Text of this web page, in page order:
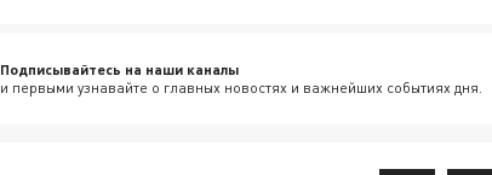
Подписывайтесь на наши каналы
и первыми узнавайте о главных новостях и важнейших событиях дня.